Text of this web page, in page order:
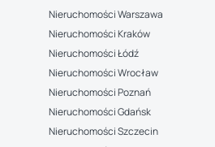
Nieruchomości Warszawa
Nieruchomości Kraków
Nieruchomości Łódź
Nieruchomości Wrocław
Nieruchomości Poznań
Nieruchomości Gdańsk
Nieruchomości Szczecin